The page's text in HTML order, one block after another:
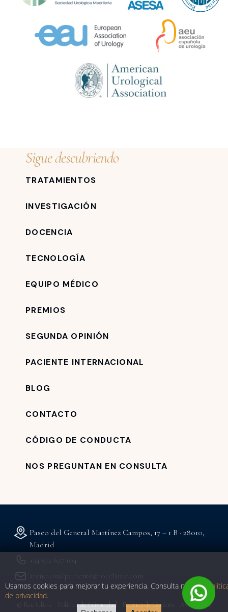
Usamos cookies para mejorar tu experiencia. Consulta nuestra
de privacidad.
Sigue descubriendo
TRATAMIENTOS
INVESTIGACIÓN
DOCENCIA
TECNOLOGÍA
EQUIPO MÉDICO
PREMIOS
SEGUNDA OPINIÓN
PACIENTE INTERNACIONAL
BLOG
CONTACTO
CÓDIGO DE CONDUCTA
NOS PREGUNTAN EN CONSULTA
Paseo del General Martínez Campos, 17 – 1 B · 28010,
Madrid
+34 912 627 104
atencionalpaciente@rocclinic.com
© Roc Clinic Política de Privacidad Política de Cookies Aviso Legal